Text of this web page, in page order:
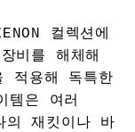
컬렉션에
비를 해체해
적용해 독특한
템은 여러
의 재킷이나 바